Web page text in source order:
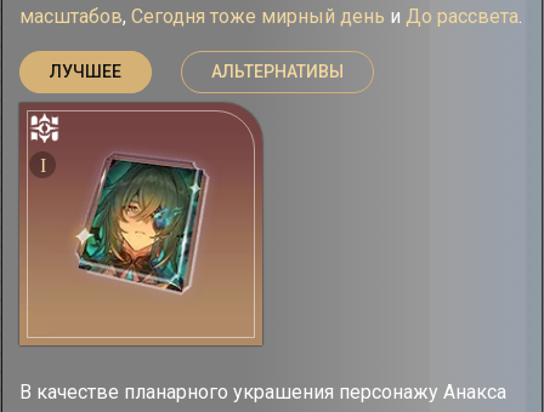
масштабов, Сегодня тоже мирный день и До рассвета.
ЛУЧШЕЕ АЛЬТЕРНАТИВЫ
I
В качестве планарного украшения персонажу Анакса